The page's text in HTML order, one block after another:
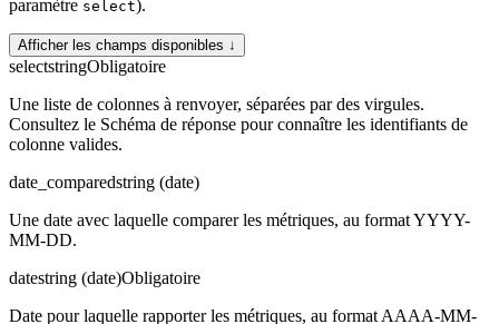
paramètre select).
Afficher les champs disponibles ↓
selectstringObligatoire
Une liste de colonnes à renvoyer, séparées par des virgules.
Consultez le Schéma de réponse pour connaître les identifiants de
colonne valides.
date_comparedstring (date)
Une date avec laquelle comparer les métriques, au format YYYY-
MM-DD.
datestring (date)Obligatoire
Date pour laquelle rapporter les métriques, au format AAAA-MM-